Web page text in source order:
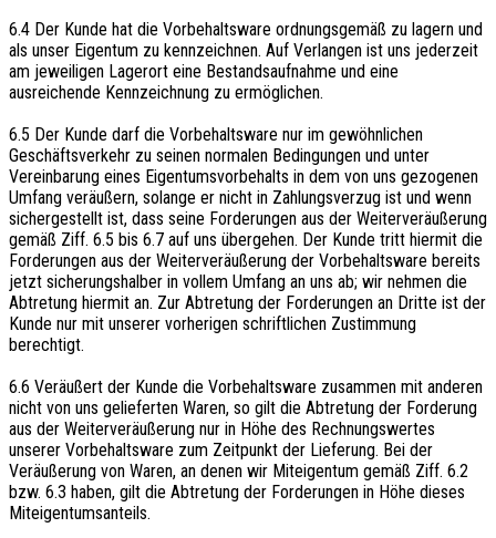
6.4 Der Kunde hat die Vorbehaltsware ordnungsgemäß zu lagern und
als unser Eigentum zu kennzeichnen. Auf Verlangen ist uns jederzeit
am jeweiligen Lagerort eine Bestandsaufnahme und eine
ausreichende Kennzeichnung zu ermöglichen.
6.5 Der Kunde darf die Vorbehaltsware nur im gewöhnlichen
Geschäftsverkehr zu seinen normalen Bedingungen und unter
Vereinbarung eines Eigentumsvorbehalts in dem von uns gezogenen
Umfang veräußern, solange er nicht in Zahlungsverzug ist und wenn
sichergestellt ist, dass seine Forderungen aus der Weiterveräußerung
gemäß Ziff. 6.5 bis 6.7 auf uns übergehen. Der Kunde tritt hiermit die
Forderungen aus der Weiterveräußerung der Vorbehaltsware bereits
jetzt sicherungshalber in vollem Umfang an uns ab; wir nehmen die
Abtretung hiermit an. Zur Abtretung der Forderungen an Dritte ist der
Kunde nur mit unserer vorherigen schriftlichen Zustimmung
berechtigt.
6.6 Veräußert der Kunde die Vorbehaltsware zusammen mit anderen
nicht von uns gelieferten Waren, so gilt die Abtretung der Forderung
aus der Weiterveräußerung nur in Höhe des Rechnungswertes
unserer Vorbehaltsware zum Zeitpunkt der Lieferung. Bei der
Veräußerung von Waren, an denen wir Miteigentum gemäß Ziff. 6.2
bzw. 6.3 haben, gilt die Abtretung der Forderungen in Höhe dieses
Miteigentumsanteils.